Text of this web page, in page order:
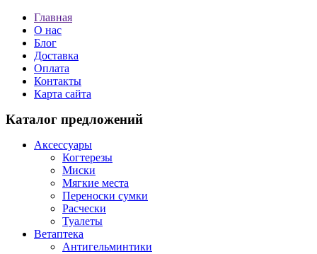
Главная
О нас
Блог
Доставка
Оплата
Контакты
Карта сайта
Каталог предложений
Аксессуары
Когтерезы
Миски
Мягкие места
Переноски сумки
Расчески
Туалеты
Ветаптека
Антигельминтики